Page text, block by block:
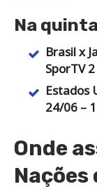
Na
Brasil x
SporTV 2
Estados
24/06 –
Onde
Nações